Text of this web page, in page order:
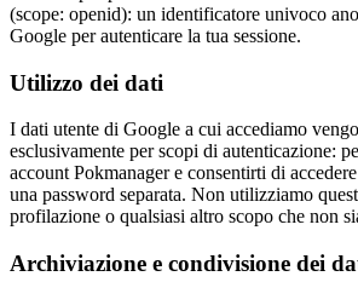
(scope: openid): un identificatore univoco
Google per autenticare la tua sessione.
Utilizzo dei dati
I dati utente di Google a cui accediamo
esclusivamente per scopi di autenticazione:
account Pokmanager e consentirti di
una password separata. Non utilizziamo
profilazione o qualsiasi altro scopo che non
Archiviazione e condivisione dei